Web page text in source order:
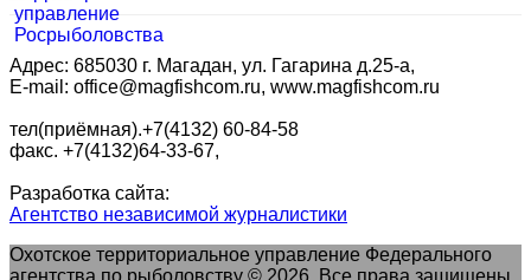
Адрес: 685030 г. Магадан, ул. Гагарина д.25-а,
E-mail: office@magfishcom.ru, www.magfishcom.ru
тел(приёмная).+7(4132) 60-84-58
факс. +7(4132)64-33-67,
Разработка сайта:
Агентство независимой журналистики
Охотское территориальное управление Федерального